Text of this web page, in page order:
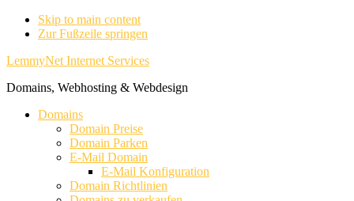
Skip to main content
Zur Fußzeile springen
LemmyNet Internet Services
Domains, Webhosting & Webdesign
Domains
Domain Preise
Domain Parken
E-Mail Domain
E-Mail Konfiguration
Domain Richtlinien